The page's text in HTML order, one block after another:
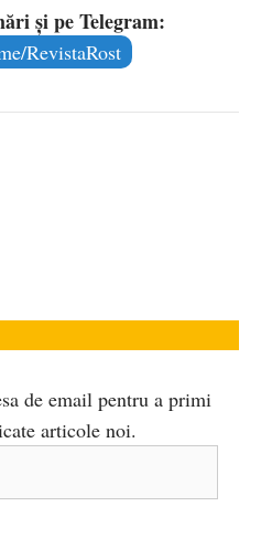
și pe Telegram:
RevistaRost
de email pentru a primi
articole noi.